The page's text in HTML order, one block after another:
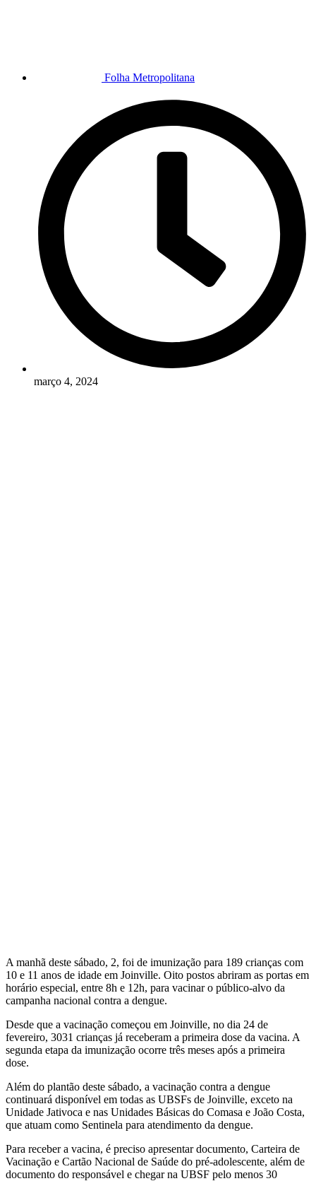
Folha Metropolitana
março 4, 2024
A manhã deste sábado, 2, foi de imunização para 189 crianças com
10 e 11 anos de idade em Joinville. Oito postos abriram as portas em
horário especial, entre 8h e 12h, para vacinar o público-alvo da
campanha nacional contra a dengue.
Desde que a vacinação começou em Joinville, no dia 24 de
fevereiro, 3031 crianças já receberam a primeira dose da vacina. A
segunda etapa da imunização ocorre três meses após a primeira
dose.
Além do plantão deste sábado, a vacinação contra a dengue
continuará disponível em todas as UBSFs de Joinville, exceto na
Unidade Jativoca e nas Unidades Básicas do Comasa e João Costa,
que atuam como Sentinela para atendimento da dengue.
Para receber a vacina, é preciso apresentar documento, Carteira de
Vacinação e Cartão Nacional de Saúde do pré-adolescente, além de
documento do responsável e chegar na UBSF pelo menos 30